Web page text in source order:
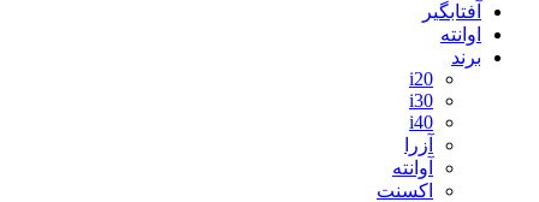
آفتابگیر
اوانته
برند
i20
i30
i40
آزرا
آوانته
اکسنت